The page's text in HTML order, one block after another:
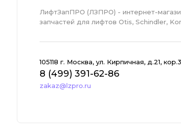
ЛифтЗапПРО (ЛЗПРО) - интернет-
запчастей для лифтов Otis, Schindler,
105118 г. Москва, ул. Кирпичная, д.21, кор.3
8 (499) 391-62-86
zakaz@lzpro.ru